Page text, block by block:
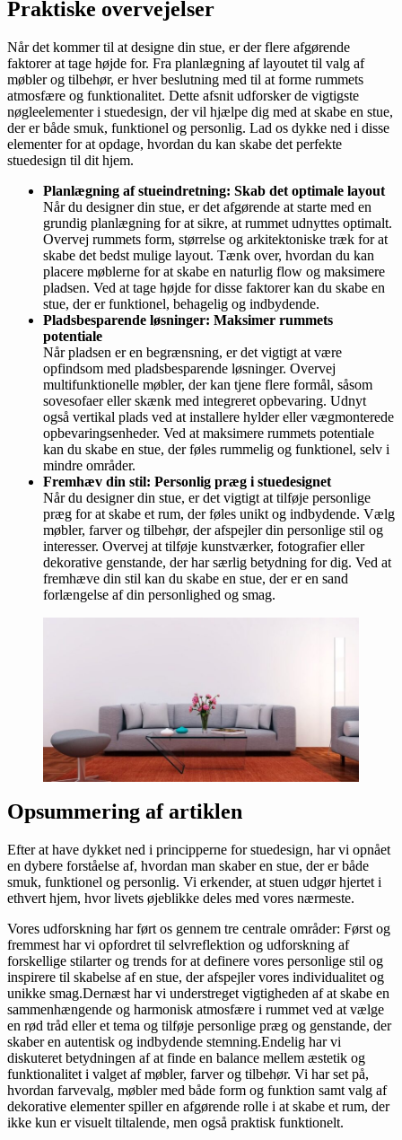
Praktiske overvejelser
Når det kommer til at designe din stue, er der flere afgørende
faktorer at tage højde for. Fra planlægning af layoutet til valg af
møbler og tilbehør, er hver beslutning med til at forme rummets
atmosfære og funktionalitet. Dette afsnit udforsker de vigtigste
nøgleelementer i stuedesign, der vil hjælpe dig med at skabe en stue,
der er både smuk, funktionel og personlig. Lad os dykke ned i disse
elementer for at opdage, hvordan du kan skabe det perfekte
stuedesign til dit hjem.
Planlægning af stueindretning: Skab det optimale layout
Når du designer din stue, er det afgørende at starte med en
grundig planlægning for at sikre, at rummet udnyttes optimalt.
Overvej rummets form, størrelse og arkitektoniske træk for at
skabe det bedst mulige layout. Tænk over, hvordan du kan
placere møblerne for at skabe en naturlig flow og maksimere
pladsen. Ved at tage højde for disse faktorer kan du skabe en
stue, der er funktionel, behagelig og indbydende.
Pladsbesparende løsninger: Maksimer rummets
potentiale
Når pladsen er en begrænsning, er det vigtigt at være
opfindsom med pladsbesparende løsninger. Overvej
multifunktionelle møbler, der kan tjene flere formål, såsom
sovesofaer eller skænk med integreret opbevaring. Udnyt
også vertikal plads ved at installere hylder eller vægmonterede
opbevaringsenheder. Ved at maksimere rummets potentiale
kan du skabe en stue, der føles rummelig og funktionel, selv i
mindre områder.
Fremhæv din stil: Personlig præg i stuedesignet
Når du designer din stue, er det vigtigt at tilføje personlige
præg for at skabe et rum, der føles unikt og indbydende. Vælg
møbler, farver og tilbehør, der afspejler din personlige stil og
interesser. Overvej at tilføje kunstværker, fotografier eller
dekorative genstande, der har særlig betydning for dig. Ved at
fremhæve din stil kan du skabe en stue, der er en sand
forlængelse af din personlighed og smag.
Opsummering af artiklen
Efter at have dykket ned i principperne for stuedesign, har vi opnået
en dybere forståelse af, hvordan man skaber en stue, der er både
smuk, funktionel og personlig. Vi erkender, at stuen udgør hjertet i
ethvert hjem, hvor livets øjeblikke deles med vores nærmeste.
Vores udforskning har ført os gennem tre centrale områder: Først og
fremmest har vi opfordret til selvreflektion og udforskning af
forskellige stilarter og trends for at definere vores personlige stil og
inspirere til skabelse af en stue, der afspejler vores individualitet og
unikke smag.Dernæst har vi understreget vigtigheden af at skabe en
sammenhængende og harmonisk atmosfære i rummet ved at vælge
en rød tråd eller et tema og tilføje personlige præg og genstande, der
skaber en autentisk og indbydende stemning.Endelig har vi
diskuteret betydningen af at finde en balance mellem æstetik og
funktionalitet i valget af møbler, farver og tilbehør. Vi har set på,
hvordan farvevalg, møbler med både form og funktion samt valg af
dekorative elementer spiller en afgørende rolle i at skabe et rum, der
ikke kun er visuelt tiltalende, men også praktisk funktionelt.